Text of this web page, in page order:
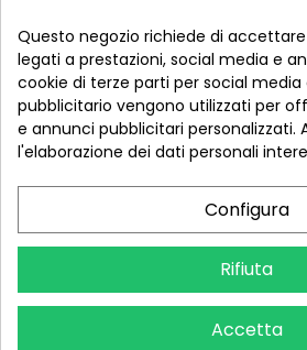
Tel.: +39 080 44 13 478
WhatsApp: +39 334 98 51 100
Metodi di pagamento
Questo negozio richiede di
legati a prestazioni, social media e
cookie di terze parti per social media
pubblicitario vengono utilizzati per
e annunci pubblicitari personalizzati.
l'elaborazione dei dati personali
Configura
Rifiuta
Accetta